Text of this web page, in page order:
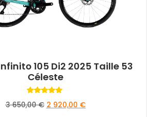
105 Di2 2025 Taille 53
Céleste
5.00
3 650,00€ 2 920,00 €